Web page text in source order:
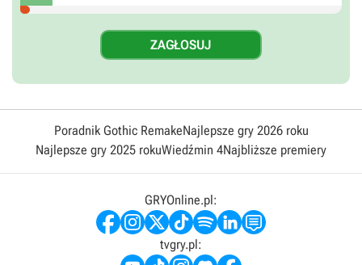
Poradnik Gothic RemakeNajlepsze gry 2026 roku
Najlepsze gry 2025 rokuWiedźmin 4Najbliższe premiery
GRYOnline.pl:
tvgry.pl: